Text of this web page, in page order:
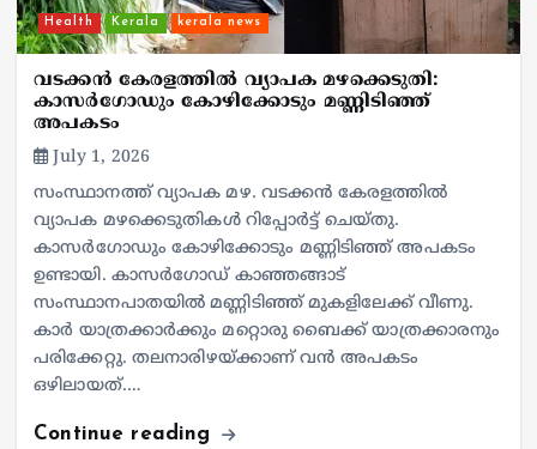
Health Kerala kerala news
വടക്കൻ കേരളത്തിൽ വ്യാപക മഴക്കെടുതി:
കാസർഗോഡും കോഴിക്കോടും മണ്ണിടിഞ്ഞ്
അപകടം
July 1, 2026
സംസ്ഥാനത്ത് വ്യാപക മഴ. വടക്കൻ കേരളത്തിൽ
വ്യാപക മഴക്കെടുതികൾ റിപ്പോർട്ട് ചെയ്തു.
കാസർഗോഡും കോഴിക്കോടും മണ്ണിടിഞ്ഞ് അപകടം
ഉണ്ടായി. കാസർഗോഡ് കാഞ്ഞങ്ങാട്
സംസ്ഥാനപാതയിൽ മണ്ണിടിഞ്ഞ് മുകളിലേക്ക് വീണു.
കാർ യാത്രക്കാർക്കും മറ്റൊരു ബൈക്ക് യാത്രക്കാരനും
പരിക്കേറ്റു. തലനാരിഴയ്ക്കാണ് വൻ അപകടം
ഒഴിലായത്.…
Continue reading